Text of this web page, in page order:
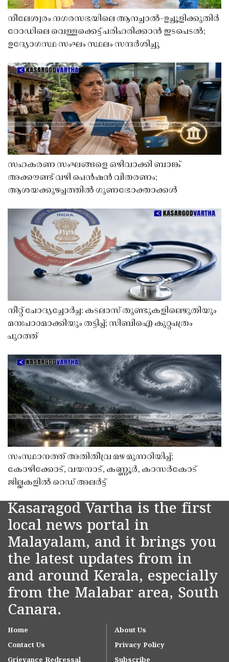
നീലേശ്വരം നഗരസഭയിലെ ആനച്ചാൽ-ഉച്ചൂളിക്കുതിർ
റോഡിലെ വെള്ളക്കെട്ട് പരിഹരിക്കാൻ ഇടപെടൽ;
ഉദ്യോഗസ്ഥ സംഘം സ്ഥലം സന്ദർശിച്ചു
സഹകരണ സംഘങ്ങളെ ഒഴിവാക്കി ബാങ്ക്
അക്കൗണ്ട് വഴി പെൻഷൻ വിതരണം;
ആശയക്കുഴപ്പത്തിൽ ഗുണഭോക്താക്കൾ
നീറ്റ് ചോദ്യച്ചോർച്ച: കടലാസ് തുണ്ടുകളിലെഴുതിയും
മനഃപാഠമാക്കിയും തട്ടിപ്പ്; സിബിഐ കുറ്റപത്രം
പുറത്ത്
സംസ്ഥാനത്ത് അതിതീവ്ര മഴ മുന്നറിയിപ്പ്;
കോഴിക്കോട്, വയനാട്, കണ്ണൂർ, കാസർകോട്
ജില്ലകളിൽ റെഡ് അലർട്ട്
Kasaragod Vartha is the first
local news portal in
Malayalam, and it brings you
the latest updates from in
and around Kerala, especially
from the Malabar area, South
Canara.
Home
About Us
Contact Us
Privacy Policy
Grievance Redressal
Subscribe